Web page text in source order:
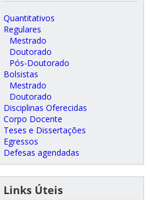
Quantitativos
Regulares
Mestrado
Doutorado
Pós-Doutorado
Bolsistas
Mestrado
Doutorado
Disciplinas Oferecidas
Corpo Docente
Teses e Dissertações
Egressos
Defesas agendadas
Links Úteis